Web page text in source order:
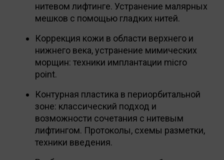
нитевом лифтинге. Устранение малярных
мешков с помощью гладких нитей.
Коррекция кожи в области верхнего и
нижнего века, устранение мимических
морщин: техники имплантации micro
point.
Контурная пластика в периорбитальной
зоне: классический подход и
возможности сочетания с нитевым
лифтингом. Протоколы, схемы разметки,
техники введения.